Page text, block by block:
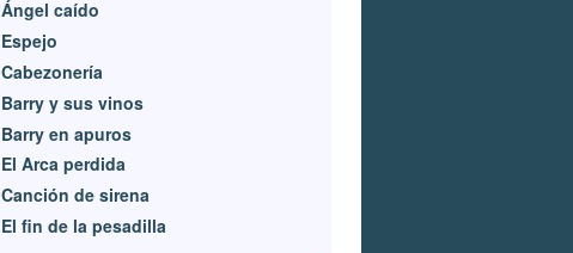
Ángel caído
Espejo
Cabezonería
Barry y sus vinos
Barry en apuros
El Arca perdida
Canción de sirena
El fin de la pesadilla